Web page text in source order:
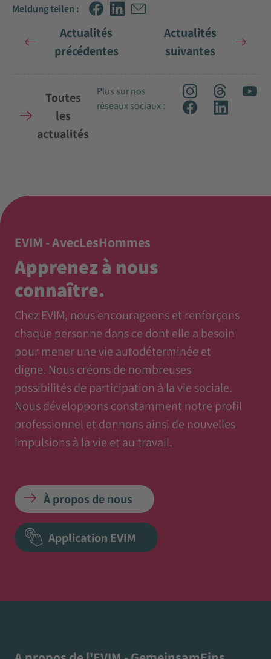
Meldung teilen :
Actualités
précédentes
Actualités
suivantes
Toutes
les
actualités
Plus sur nos
réseaux sociaux :
EVIM - AvecLesHommes
Apprenez à nous
connaître.
Chez EVIM, nous encourageons et renforçons
chaque personne dans ce dont elle a besoin
pour mener une vie autodéterminée et
digne. Nous créons de nombreuses
possibilités de participation à la vie sociale.
Nous développons constamment notre profil
professionnel et donnons ainsi de nouvelles
impulsions à la vie et au travail.
À propos de nous
Application EVIM